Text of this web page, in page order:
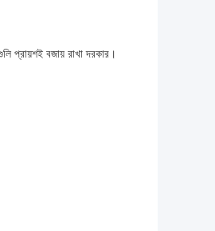
প্রায়শই বজায় রাখা দরকার।